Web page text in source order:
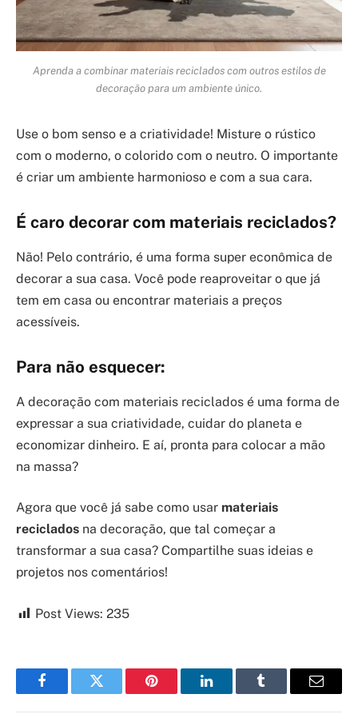
Aprenda a combinar materiais reciclados com outros estilos de
decoração para um ambiente único.
Use o bom senso e a criatividade! Misture o rústico
com o moderno, o colorido com o neutro. O importante
é criar um ambiente harmonioso e com a sua cara.
É caro decorar com materiais reciclados?
Não! Pelo contrário, é uma forma super econômica de
decorar a sua casa. Você pode reaproveitar o que já
tem em casa ou encontrar materiais a preços
acessíveis.
Para não esquecer:
A decoração com materiais reciclados é uma forma de
expressar a sua criatividade, cuidar do planeta e
economizar dinheiro. E aí, pronta para colocar a mão
na massa?
Agora que você já sabe como usar materiais
reciclados na decoração, que tal começar a
transformar a sua casa? Compartilhe suas ideias e
projetos nos comentários!
Post Views: 235
FacebookTwitter Pinterest LinkedInTumblr Email